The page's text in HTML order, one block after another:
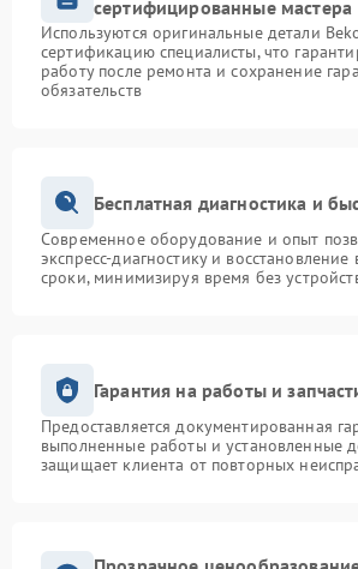
сертифицированные мастера
Используются оригинальные детали
сертификацию специалисты, что
работу после ремонта и сохранение
обязательств
Бесплатная диагностика и
Современное оборудование и опыт
экспресс-диагностику и
сроки, минимизируя время без
Гарантия на работы и
Предоставляется документированная
выполненные работы и установленные
защищает клиента от повторных